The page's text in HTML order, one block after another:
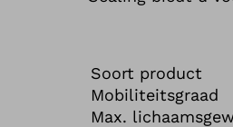
Soort product
Mobiliteitsgraad
Max.